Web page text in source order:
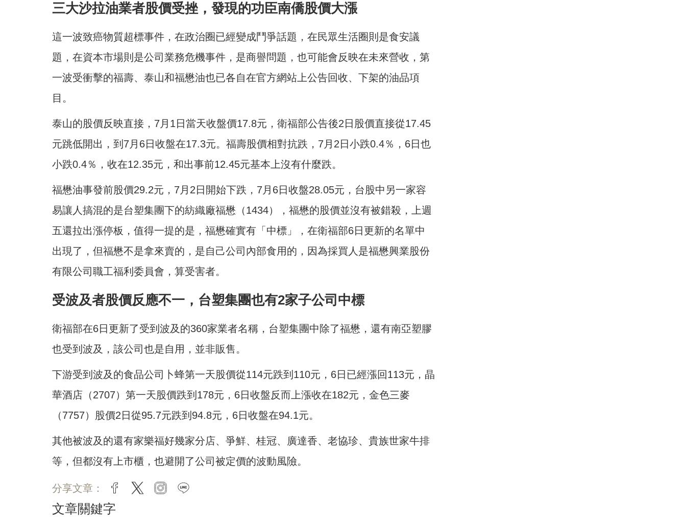
三大沙拉油業者股價受挫，發現的功臣南僑股價大漲
這一波致癌物質超標事件，在政治圈已經變成鬥爭話題，在民眾生活圈則是食安議
題，在資本市場則是公司業務危機事件，是商譽問題，也可能會反映在未來營收，第
一波受衝擊的福壽、泰山和福懋油也已各自在官方網站上公告回收、下架的油品項
目。
泰山的股價反映直接，7月1日當天收盤價17.8元，衛福部公告後2日股價直接從17.45
元跳低開出，到7月6日收盤在17.3元。福壽股價相對抗跌，7月2日小跌0.4％，6日也
小跌0.4％，收在12.35元，和出事前12.45元基本上沒有什麼跌。
福懋油事發前股價29.2元，7月2日開始下跌，7月6日收盤28.05元，台股中另一家容
易讓人搞混的是台塑集團下的紡織廠福懋（1434），福懋的股價並沒有被錯殺，上週
五還拉出漲停板，值得一提的是，福懋確實有「中標」，在衛福部6日更新的名單中
出現了，但福懋不是拿來賣的，是自己公司內部食用的，因為採買人是福懋興業股份
有限公司職工福利委員會，算受害者。
受波及者股價反應不一，台塑集團也有2家子公司中標
衛福部在6日更新了受到波及的360家業者名稱，台塑集團中除了福懋，還有南亞塑膠
也受到波及，該公司也是自用，並非販售。
下游受到波及的食品公司卜蜂第一天股價從114元跌到110元，6日已經漲回113元，晶
華酒店（2707）第一天股價跌到178元，6日收盤反而上漲收在182元，金色三麥
（7757）股價2日從95.7元跌到94.8元，6日收盤在94.1元。
其他被波及的還有家樂福好幾家分店、爭鮮、桂冠、廣達香、老協珍、貴族世家牛排
等，但都沒有上市櫃，也避開了公司被定價的波動風險。
分享文章： facebook
twitter instagram
文章關鍵字